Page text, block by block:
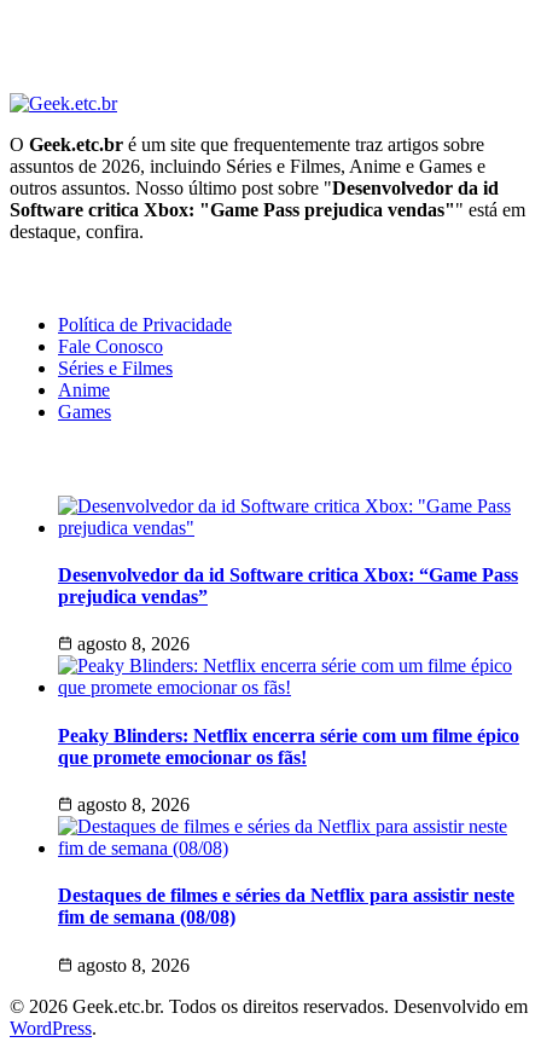
O Geek.etc.br é um site que frequentemente traz artigos sobre
assuntos de 2026, incluindo Séries e Filmes, Anime e Games e
outros assuntos. Nosso último post sobre "Desenvolvedor da id
Software critica Xbox: "Game Pass prejudica vendas"" está em
destaque, confira.
Política de Privacidade
Fale Conosco
Séries e Filmes
Anime
Games
Desenvolvedor da id Software critica Xbox: “Game Pass
prejudica vendas”
agosto 8, 2026
Peaky Blinders: Netflix encerra série com um filme épico
que promete emocionar os fãs!
agosto 8, 2026
Destaques de filmes e séries da Netflix para assistir neste
fim de semana (08/08)
agosto 8, 2026
© 2026 Geek.etc.br. Todos os direitos reservados. Desenvolvido em
WordPress.